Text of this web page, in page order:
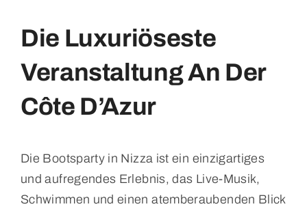
Die Luxuriöseste
Veranstaltung An Der
Côte D’Azur
Die Bootsparty in Nizza ist ein einzigartiges
und aufregendes Erlebnis, das Live-Musik,
Schwimmen und einen atemberaubenden Blick